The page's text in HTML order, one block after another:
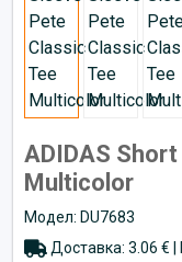
ADIDAS
Multicolor
Модел: DU7683
Доставка: 3.06 €